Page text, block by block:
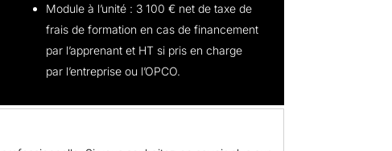
Module à l’unité : 3 100 € net de taxe de
frais de formation en cas de financement
par l’apprenant et HT si pris en charge
par l’entreprise ou l’OPCO.